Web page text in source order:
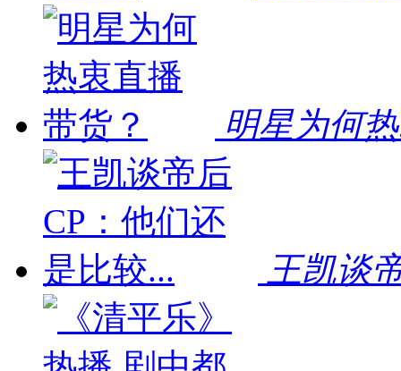
明星为何
王凯谈